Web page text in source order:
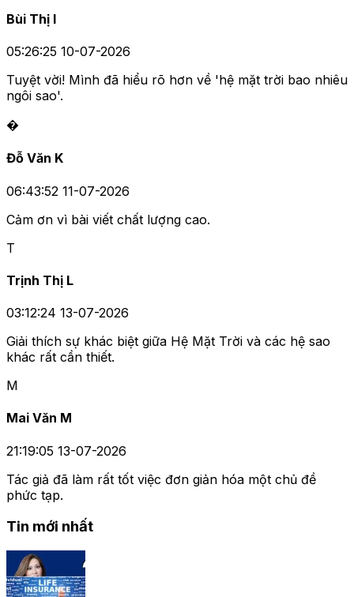
Bùi Thị I
05:26:25 10-07-2026
Tuyệt vời! Mình đã hiểu rõ hơn về 'hệ mặt trời bao nhiêu
ngôi sao'.
�
Đỗ Văn K
06:43:52 11-07-2026
Cảm ơn vì bài viết chất lượng cao.
T
Trịnh Thị L
03:12:24 13-07-2026
Giải thích sự khác biệt giữa Hệ Mặt Trời và các hệ sao
khác rất cần thiết.
M
Mai Văn M
21:19:05 13-07-2026
Tác giả đã làm rất tốt việc đơn giản hóa một chủ đề
phức tạp.
Tin mới nhất